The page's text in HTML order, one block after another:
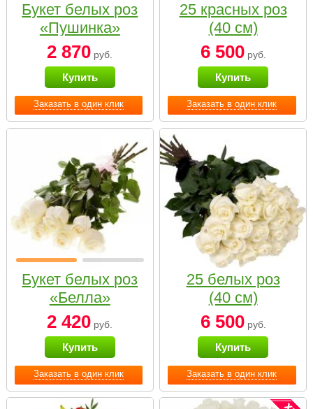
Заказать в один клик
Букет белых роз
«Пушинка»
2 870 руб.
Купить
Заказать в один клик
25 красных роз
(40 см)
6 500руб.
Купить
Заказать в один клик
Букет белых роз
«Белла»
2 420 руб.
Купить
Заказать в один клик
25 белых роз
(40 см)
6 500руб.
Купить